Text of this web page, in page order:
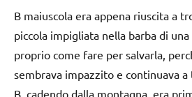
B maiuscola era appena riuscita a
piccola impigliata nella barba di
proprio come fare per salvarla,
sembrava impazzito e continuava a
B, cadendo dalla montagna, era